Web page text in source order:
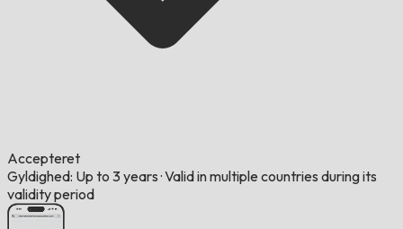
Accepteret
Gyldighed: Up to 3 years ·Valid in multiple countries during its
validity period